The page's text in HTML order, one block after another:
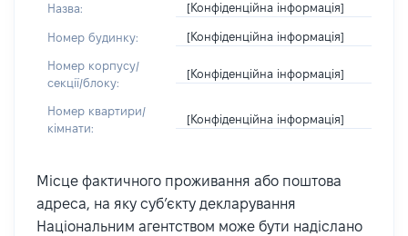
Назва: [Конфіденційна інформація]
Номер будинку: [Конфіденційна інформація]
Номер корпусу/
секції/блоку:
[Конфіденційна інформація]
Номер квартири/
кімнати:
[Конфіденційна інформація]
Місце фактичного проживання або поштова
адреса, на яку суб’єкту декларування
Національним агентством може бути надіслано